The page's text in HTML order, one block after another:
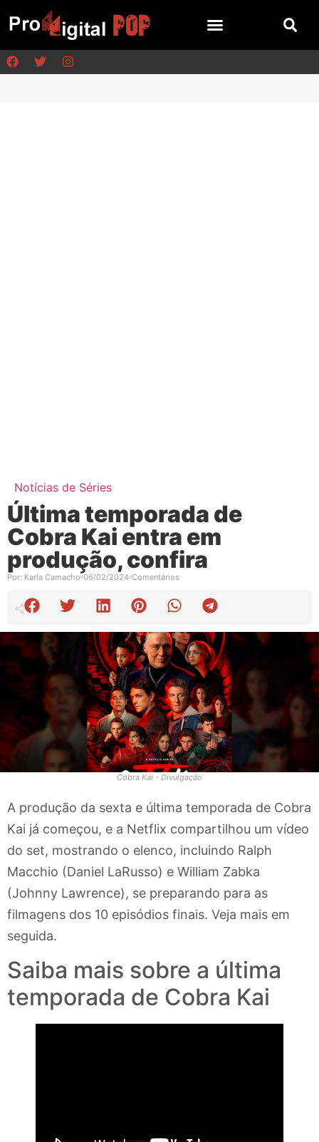
Notícias de Séries
Última temporada de
Cobra Kai entra em
produção, confira
Por: Karla Camacho 06/02/2024 Comentários
Cobra Kai - Divulgação
A produção da sexta e última temporada de Cobra
Kai já começou, e a Netflix compartilhou um vídeo
do set, mostrando o elenco, incluindo Ralph
Macchio (Daniel LaRusso) e William Zabka
(Johnny Lawrence), se preparando para as
filmagens dos 10 episódios finais. Veja mais em
seguida.
Saiba mais sobre a última
temporada de Cobra Kai